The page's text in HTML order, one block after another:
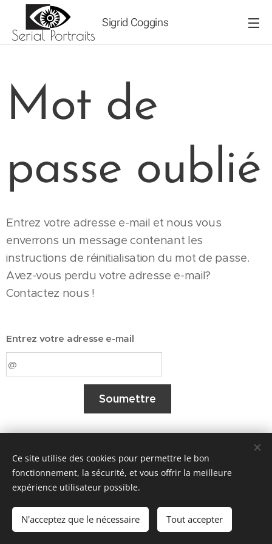
Sigrid Coggins
Mot de
passe oublié
Entrez votre adresse e-mail et nous vous
enverrons un message contenant les
instructions de réinitialisation du mot de passe.
Avez-vous perdu votre adresse e-mail?
Contactez nous !
Entrez votre adresse e-mail
Soumettre
© 2022 COGGINS SIGRID ANNECY-STOCKHOLM
Optimisé parWebnode Cookies
Ce site utilise des cookies pour permettre le bon
fonctionnement, la sécurité, et vous offrir la meilleure
expérience utilisateur possible.
N'acceptez que le nécessaire Tout accepter